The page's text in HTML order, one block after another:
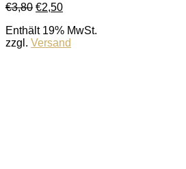
€3,80 Ursprünglicher
war:
€3,80
€2,50Aktueller
ist:
€2,50.
Enthält 19% MwSt.
zzgl. Versand